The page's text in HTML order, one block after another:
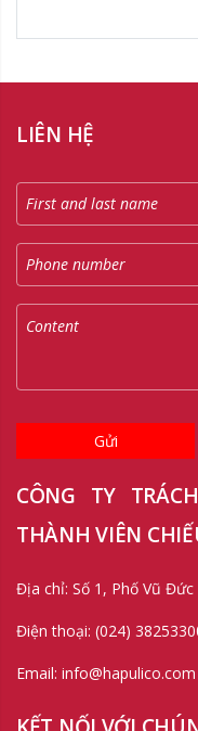
LIÊN HỆ
Gửi
CÔNG TY
THÀNH VIÊN
Địa chỉ: Số 1, Phố Vũ Đức
Điện thoại: (024)
Email: info@hapulico.com